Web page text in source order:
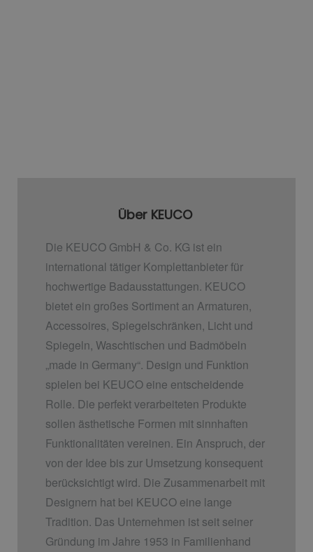
Über KEUCO
Die KEUCO GmbH & Co. KG ist ein
international tätiger Komplettanbieter für
hochwertige Badausstattungen. KEUCO
bietet ein großes Sortiment an Armaturen,
Accessoires, Spiegelschränken, Licht und
Spiegeln, Waschtischen und Badmöbeln
„made in Germany“. Design und Funktion
spielen bei KEUCO eine entscheidende
Rolle. Die perfekt verarbeiteten Produkte
sollen ästhetische Formen mit sinnhaften
Funktionalitäten vereinen. Ein Anspruch, der
von der Idee bis zur Umsetzung konsequent
berücksichtigt wird. Die Zusammenarbeit mit
Designern hat bei KEUCO eine lange
Tradition. Das Unternehmen ist seit seiner
Gründung im Jahre 1953 in Familienhand